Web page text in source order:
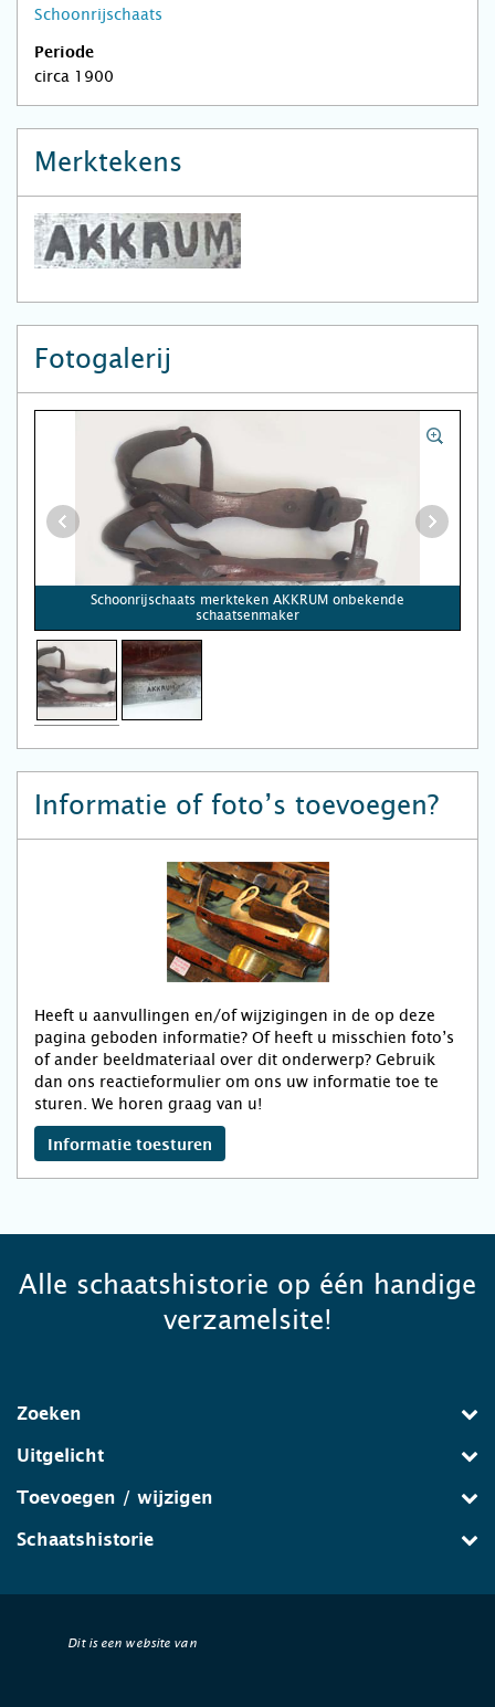
Schoonrijschaats
Periode
circa 1900
Merktekens
Fotogalerij
Schoonrijschaats merkteken AKKRUM onbekende
schaatsenmaker
Informatie of foto’s toevoegen?
Heeft u aanvullingen en/of wijzigingen in de op deze
pagina geboden informatie? Of heeft u misschien foto’s
of ander beeldmateriaal over dit onderwerp? Gebruik
dan ons reactieformulier om ons uw informatie toe te
sturen. We horen graag van u!
Informatie toesturen
Alle schaatshistorie op één handige
verzamelsite!
Zoeken
Uitgelicht
Toevoegen / wijzigen
Schaatshistorie
Dit is een website van